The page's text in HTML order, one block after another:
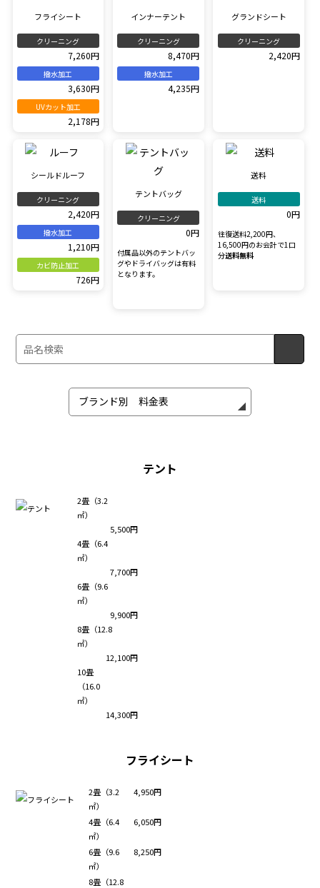
フライシート
クリーニング
7,260円
撥水加工
3,630円
UVカット加工
2,178円
インナーテント
クリーニング
8,470円
撥水加工
4,235円
グランドシート
クリーニング
2,420円
シールドルーフ
クリーニング
2,420円
撥水加工
1,210円
カビ防止加工
726円
テントバッグ
クリーニング
0円
付属品以外のテントバッ
グやドライバッグは有料
となります。
送料
送料
0円
往復送料2,200円、
16,500円のお会計で1口
分送料無料
テント
2畳（3.2
㎡）
5,500円
4畳（6.4
㎡）
7,700円
6畳（9.6
㎡）
9,900円
8畳（12.8
㎡）
12,100円
10畳
（16.0
㎡）
14,300円
フライシート
2畳（3.2
㎡）
4,950円
4畳（6.4
㎡）
6,050円
6畳（9.6
㎡）
8,250円
8畳（12.8